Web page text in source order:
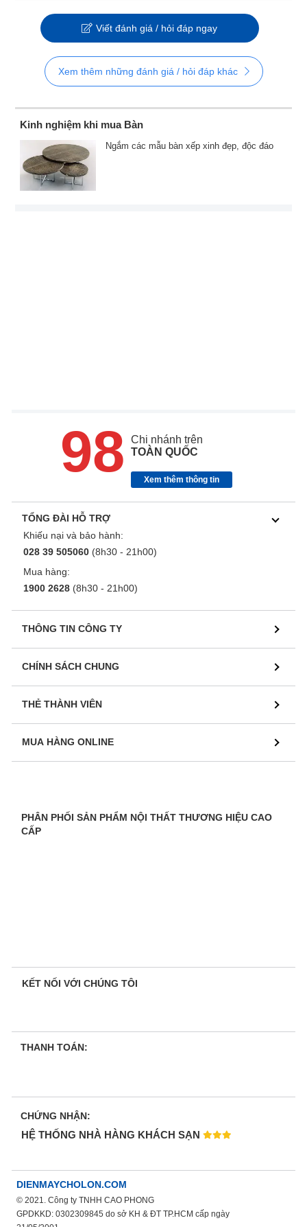
Viết đánh giá / hỏi đáp ngay
Xem thêm những đánh giá / hỏi đáp khác
Kinh nghiệm khi mua Bàn
Ngắm các mẫu bàn xếp xinh đẹp, độc đáo
98
Chi nhánh trên
TOÀN QUỐC
Xem thêm thông tin
TỔNG ĐÀI HỖ TRỢ
Khiếu nại và bảo hành:
028 39 505060 (8h30 - 21h00)
Mua hàng:
1900 2628 (8h30 - 21h00)
THÔNG TIN CÔNG TY
CHÍNH SÁCH CHUNG
THẺ THÀNH VIÊN
MUA HÀNG ONLINE
PHÂN PHỐI SẢN PHẨM NỘI THẤT THƯƠNG HIỆU CAO
CẤP
HỆ THỐNG NHÀ HÀNG KHÁCH SẠN
KẾT NỐI VỚI CHÚNG TÔI
THANH TOÁN:
CHỨNG NHẬN:
DIENMAYCHOLON.COM
© 2021. Công ty TNHH CAO PHONG
GPDKKD: 0302309845 do sở KH & ĐT TP.HCM cấp ngày